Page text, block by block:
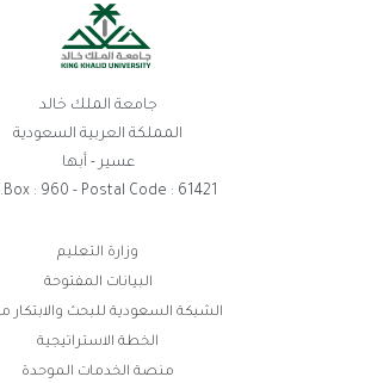
جامعة الملك خالد
المملكة العربية السعودية
عسير - أبها
P.O.Box : 960 - Postal Code : 61421
وزارة التعليم
البيانات المفتوحة
الشبكة السعودية للبحث والابتكار معين
الخطة الاستراتيجية
منصة الخدمات الموحدة